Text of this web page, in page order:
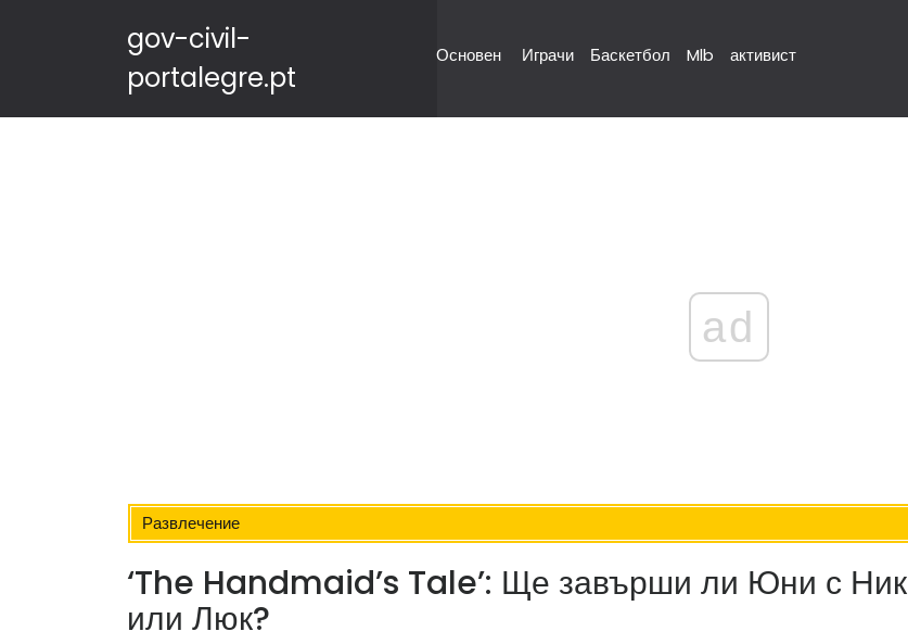
gov-civil-
portalegre.pt
Основен Играчи Баскетбол Mlb активист
ad
Развлечение
‘The Handmaid’s Tale’: Ще завърши ли Юни с Ник
или Люк?